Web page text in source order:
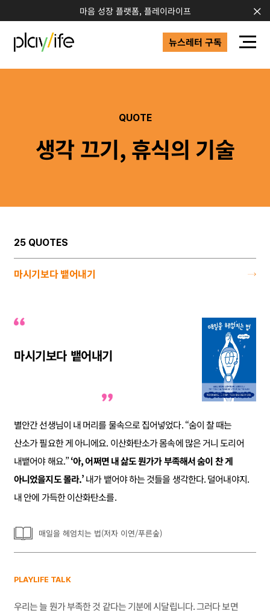
마음 성장 플랫폼, 플레이라이프
뉴스레터 구독
QUOTE
생각 끄기, 휴식의 기술
25 QUOTES
마시기보다 뱉어내기
마시기보다 뱉어내기
별안간 선생님이 내 머리를 물속으로 집어넣었다. “숨이 찰 때는
산소가 필요한 게 아니에요. 이산화탄소가 몸속에 많은 거니 도리어
내뱉어야 해요.”‘아, 어쩌면 내 삶도 뭔가가 부족해서 숨이 찬 게
아니었을지도 몰라.’내가 뱉어야 하는 것들을 생각한다. 덜어내야지.
내 안에 가득한 이산화탄소를.
매일을 헤엄치는 법(저자 이연/푸른숲)
PLAYLIFE TALK
우리는 늘 뭔가 부족한 것 같다는 기분에 시달립니다. 그러다 보면